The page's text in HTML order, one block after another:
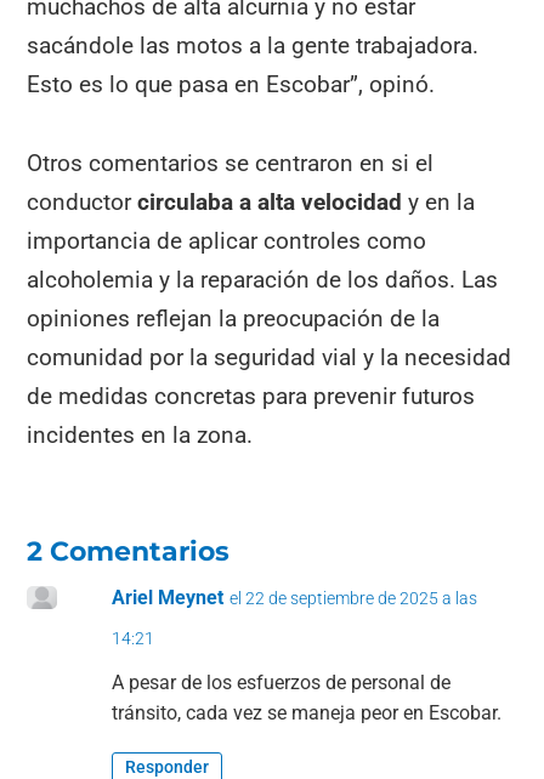
muchachos de alta alcurnia y no estar
sacándole las motos a la gente trabajadora.
Esto es lo que pasa en Escobar”, opinó.
Otros comentarios se centraron en si el
conductorcirculaba a alta velocidady en la
importancia de aplicar controles como
alcoholemia y la reparación de los daños. Las
opiniones reflejan la preocupación de la
comunidad por la seguridad vial y la necesidad
de medidas concretas para prevenir futuros
incidentes en la zona.
2 Comentarios
Ariel Meynet el 22 de septiembre de 2025 a las
14:21
A pesar de los esfuerzos de personal de
tránsito, cada vez se maneja peor en Escobar.
Responder